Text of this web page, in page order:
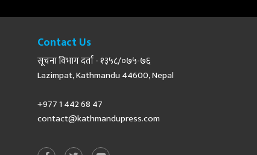
Contact Us
सूचना विभाग दर्ता - १३५८/०७५-७६
Lazimpat, Kathmandu 44600, Nepal
+977 1 442 68 47
contact@kathmandupress.com